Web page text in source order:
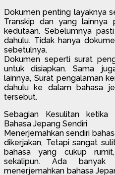
Dokumen penting layaknya
Transkip dan yang lainnya
kedutaan. Sebelumnya
dahulu. Tidak hanya
sebetulnya.
Dokumen seperti surat
untuk disiapkan. Sama
lainnya, Surat pengalaman
dahulu ke dalam bahasa
tersebut.
Sebagian Kesulitan ketika
Bahasa Jepang Sendiri
Menerjemahkan sendiri
dikerjakan, Tetapi sangat
bahasa yang cukup
sekalipun. Ada
menerjemahkan bahasa